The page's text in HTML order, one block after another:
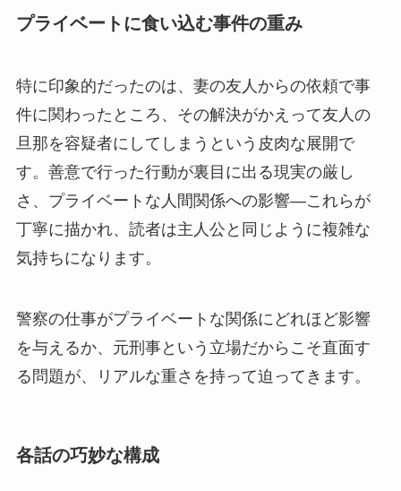
プライベートに食い込む事件の重み
特に印象的だったのは、妻の友人からの依頼で事
件に関わったところ、その解決がかえって友人の
旦那を容疑者にしてしまうという皮肉な展開で
す。善意で行った行動が裏目に出る現実の厳し
さ、プライベートな人間関係への影響—これらが
丁寧に描かれ、読者は主人公と同じように複雑な
気持ちになります。
警察の仕事がプライベートな関係にどれほど影響
を与えるか、元刑事という立場だからこそ直面す
る問題が、リアルな重さを持って迫ってきます。
各話の巧妙な構成